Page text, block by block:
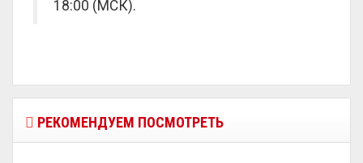
18:00 (МСК).
РЕКОМЕНДУЕМ ПОСМОТРЕТЬ